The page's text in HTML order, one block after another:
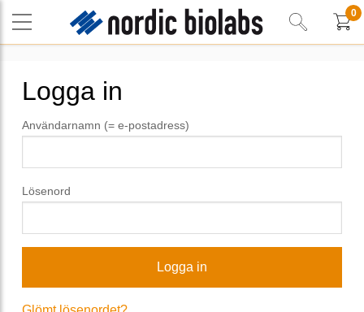
0
Logga in
Användarnamn (= e-postadress)
Lösenord